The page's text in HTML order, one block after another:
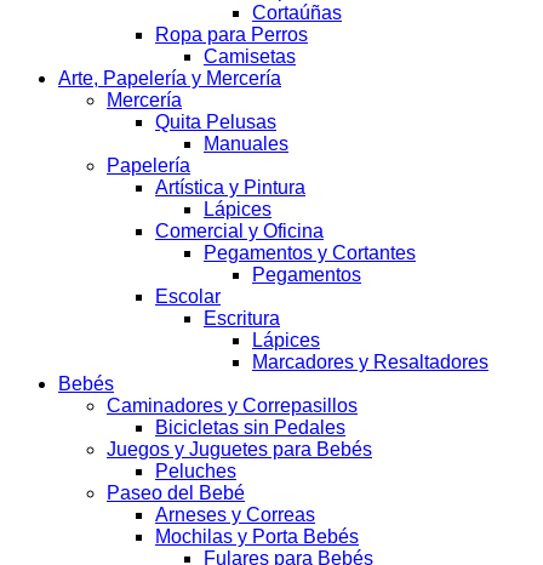
Cortaúñas
Ropa para Perros
Camisetas
Arte, Papelería y Mercería
Mercería
Quita Pelusas
Manuales
Papelería
Artística y Pintura
Lápices
Comercial y Oficina
Pegamentos y Cortantes
Pegamentos
Escolar
Escritura
Lápices
Marcadores y Resaltadores
Bebés
Caminadores y Correpasillos
Bicicletas sin Pedales
Juegos y Juguetes para Bebés
Peluches
Paseo del Bebé
Arneses y Correas
Mochilas y Porta Bebés
Fulares para Bebés